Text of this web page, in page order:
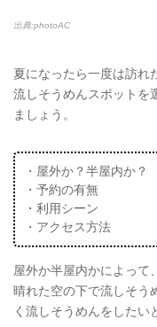
出典:photoAC
夏になったら一度は訪れ
流しそうめんスポットを
ましょう。
・屋外か？半屋内か？
・予約の有無
・利用シーン
・アクセス方法
屋外か半屋内かによって
晴れた空の下で流しそう
く流しそうめんをした